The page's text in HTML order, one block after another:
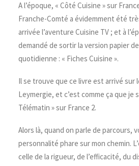
A l’époque, « Côté Cuisine » sur
Franche-Comté a évidemment été
arrivée l’aventure Cuisine TV ; et à
demandé de sortir la version papier
quotidienne : « Fiches Cuisine ».
Il se trouve que ce livre est arrivé sur
Leymergie, et c’est comme ça que je
Télématin » sur France 2.
Alors là, quand on parle de parcours,
personnalité phare sur mon chemin.
celle de la rigueur, de l’efficacité, du